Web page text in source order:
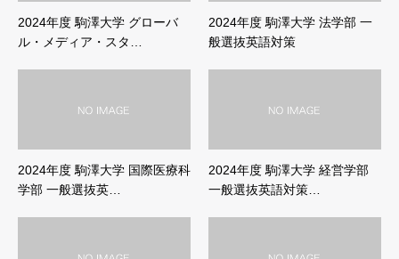
2024年度 駒澤大学 グローバ
ル・メディア・スタ…
2024年度 駒澤大学 法学部 一
般選抜英語対策
2024年度 駒澤大学 国際医療科
学部 一般選抜英…
2024年度 駒澤大学 経営学部
一般選抜英語対策…